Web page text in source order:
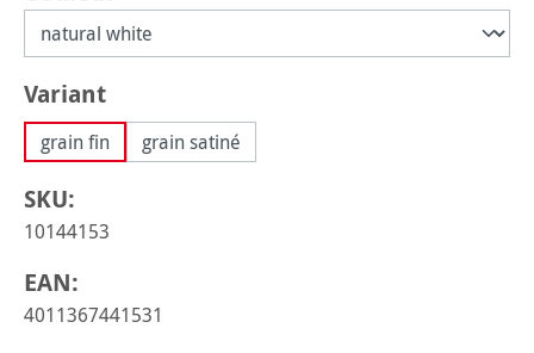
Sélectionnez
Variant
grain fin grain satiné
SKU:
10144153
EAN:
4011367441531